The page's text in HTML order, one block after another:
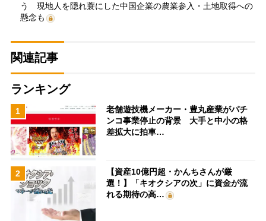
う 現地人を隠れ蓑にした中国企業の農業参入・土地取得への
懸念も
関連記事
ランキング
1
老舗遊技機メーカー・豊丸産業がパチ
ンコ事業停止の背景 大手と中小の格
差拡大に拍車…
2
【資産10億円超・かんちさんが厳
選！】「キオクシアの次」に資金が流
れる期待の高…